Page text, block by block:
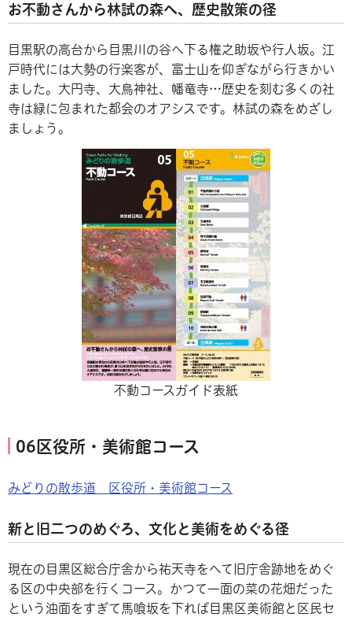
お不動さんから林試の森へ、歴史散策の径
目黒駅の高台から目黒川の谷へ下る権之助坂や行人坂。江
戸時代には大勢の行楽客が、富士山を仰ぎながら行きかい
ました。大円寺、大鳥神社、幡竜寺…歴史を刻む多くの社
寺は緑に包まれた都会のオアシスです。林試の森をめざし
ましょう。
不動コースガイド表紙
06区役所・美術館コース
みどりの散歩道 区役所・美術館コース
新と旧二つのめぐろ、文化と美術をめぐる径
現在の目黒区総合庁舎から祐天寺をへて旧庁舎跡地をめぐ
る区の中央部を行くコース。かつて一面の菜の花畑だった
という油面をすぎて馬喰坂を下れば目黒区美術館と区民セ